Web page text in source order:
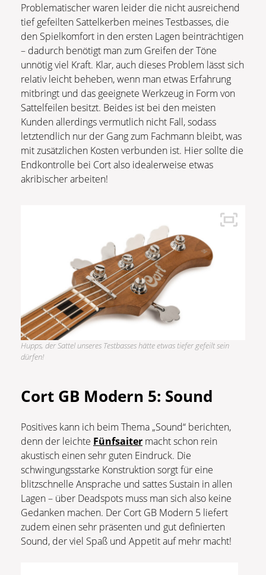
Problematischer waren leider die nicht ausreichend
tief gefeilten Sattelkerben meines Testbasses, die
den Spielkomfort in den ersten Lagen beinträchtigen
– dadurch benötigt man zum Greifen der Töne
unnötig viel Kraft. Klar, auch dieses Problem lässt sich
relativ leicht beheben, wenn man etwas Erfahrung
mitbringt und das geeignete Werkzeug in Form von
Sattelfeilen besitzt. Beides ist bei den meisten
Kunden allerdings vermutlich nicht Fall, sodass
letztendlich nur der Gang zum Fachmann bleibt, was
mit zusätzlichen Kosten verbunden ist. Hier sollte die
Endkontrolle bei Cort also idealerweise etwas
akribischer arbeiten!
Hupps, der Sattel unseres Testbasses hätte etwas tiefer gefeilt sein
dürfen!
Cort GB Modern 5: Sound
Positives kann ich beim Thema „Sound“ berichten,
denn der leichte Fünfsaiter macht schon rein
akustisch einen sehr guten Eindruck. Die
schwingungsstarke Konstruktion sorgt für eine
blitzschnelle Ansprache und sattes Sustain in allen
Lagen – über Deadspots muss man sich also keine
Gedanken machen. Der Cort GB Modern 5 liefert
zudem einen sehr präsenten und gut definierten
Sound, der viel Spaß und Appetit auf mehr macht!